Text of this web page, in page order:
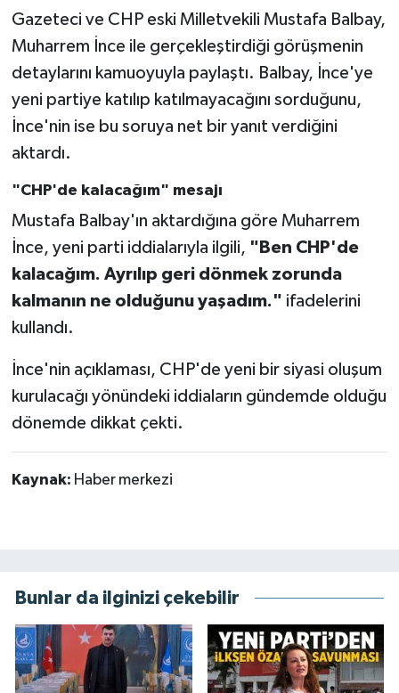
Gazeteci ve CHP eski Milletvekili Mustafa Balbay,
Muharrem İnce ile gerçekleştirdiği görüşmenin
detaylarını kamuoyuyla paylaştı. Balbay, İnce'ye
yeni partiye katılıp katılmayacağını sorduğunu,
İnce'nin ise bu soruya net bir yanıt verdiğini
aktardı.
"CHP'de kalacağım" mesajı
Mustafa Balbay'ın aktardığına göre Muharrem
İnce, yeni parti iddialarıyla ilgili, "Ben CHP'de
kalacağım. Ayrılıp geri dönmek zorunda
kalmanın ne olduğunu yaşadım." ifadelerini
kullandı.
İnce'nin açıklaması, CHP'de yeni bir siyasi oluşum
kurulacağı yönündeki iddiaların gündemde olduğu
dönemde dikkat çekti.
Kaynak: Haber merkezi
Bunlar da ilginizi çekebilir